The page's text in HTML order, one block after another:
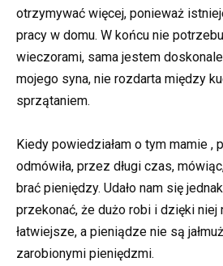
otrzymywać więcej, ponieważ
pracy w domu. W końcu nie
wieczorami, sama jestem
mojego syna, nie rozdarta między
sprzątaniem.
Kiedy powiedziałam o tym mamie ,
odmówiła, przez długi czas,
brać pieniędzy. Udało nam się
przekonać, że dużo robi i dzięki niej
łatwiejsze, a pieniądze nie są
zarobionymi pieniędzmi.